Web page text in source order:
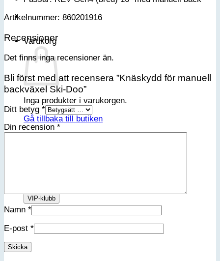
Varukorg
Inga produkter i varukorgen.
Gå tillbaka till butiken
Artikelnummer: 860201916
Recensioner
Det finns inga recensioner än.
Bli först med att recensera ”Knäskydd för manuell
backväxel Ski-Doo”
Ditt betyg *
Din recension *
Namn *
E-post *